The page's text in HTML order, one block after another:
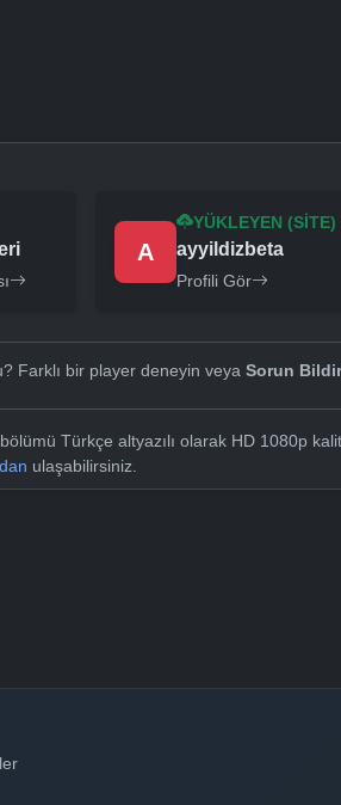
A
YÜKLEYEN (SITE)
ayyildizbeta
Profili Gör
Farklı bir player deneyin veya Sorun Bildir
Türkçe altyazılı olarak HD 1080p
ulaşabilirsiniz.